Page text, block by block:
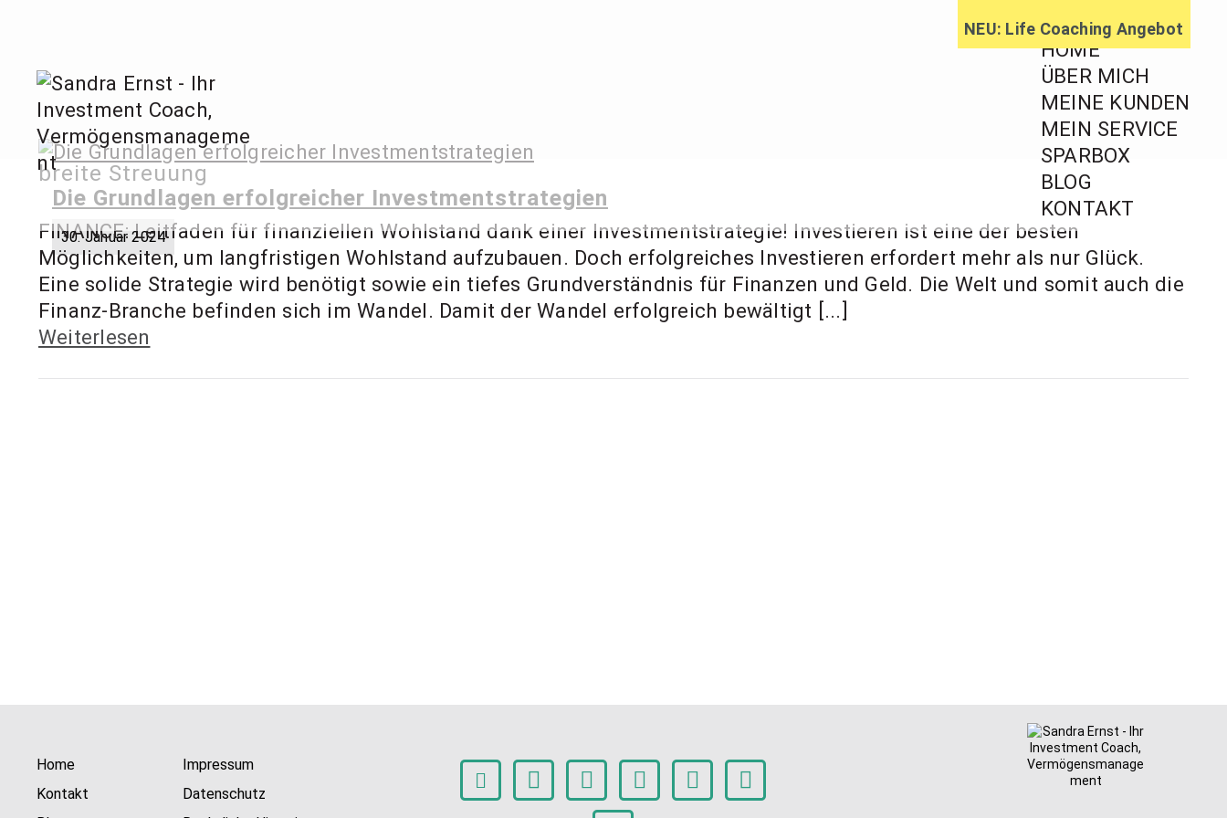
springen
NEU: Life Coaching Angebot
Sandra Ernst – Finanzberatung,
Investment Coach, Anlageberatung
HOME
ÜBER MICH
MEINE KUNDEN
MEIN SERVICE
SPARBOX
BLOG
KONTAKT
breite Streuung
Die Grundlagen erfolgreicher Investmentstrategien
30. Januar 2024
FINANCE: Leitfaden für finanziellen Wohlstand dank einer Investmentstrategie! Investieren ist eine der besten
Möglichkeiten, um langfristigen Wohlstand aufzubauen. Doch erfolgreiches Investieren erfordert mehr als nur Glück.
Eine solide Strategie wird benötigt sowie ein tiefes Grundverständnis für Finanzen und Geld. Die Welt und somit auch die
Finanz-Branche befinden sich im Wandel. Damit der Wandel erfolgreich bewältigt [...]
Weiterlesen
Home
Kontakt
Impressum
Datenschutz